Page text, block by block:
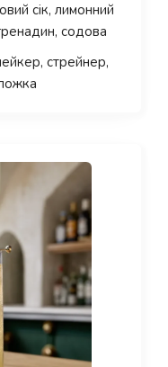
сік, лимонний
содова
стрейнер,